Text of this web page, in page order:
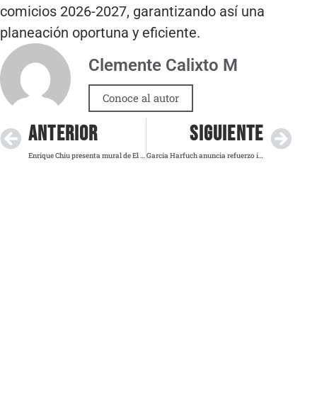
comicios 2026-2027, garantizando así una
planeación oportuna y eficiente.
Clemente Calixto M
Conoce al autor
ANTERIOR
Enrique Chiu presenta mural de El Principito en la nueva “Chidoteca”
SIGUIENTE
García Harfuch anuncia refuerzo integral de seguridad en Michoacán tras asesinato de Manzo